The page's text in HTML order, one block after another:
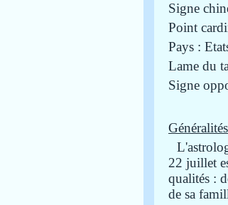
Signe
Point
Pays :
Lame du
Signe
Généralités
22 juillet
qualités :
de sa